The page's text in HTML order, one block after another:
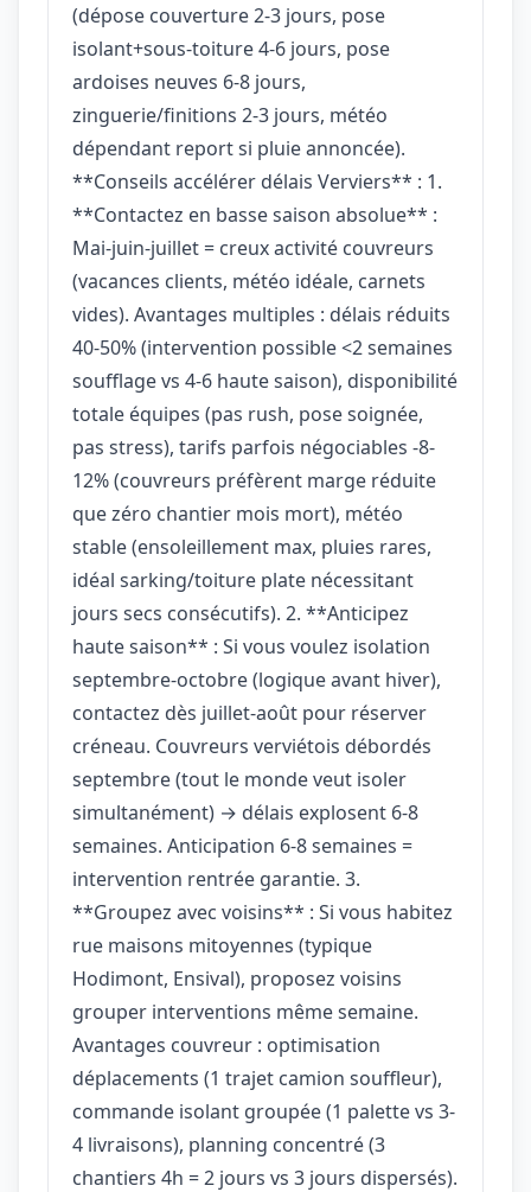
(dépose couverture 2-3 jours, pose
isolant+sous-toiture 4-6 jours, pose
ardoises neuves 6-8 jours,
zinguerie/finitions 2-3 jours, météo
dépendant report si pluie annoncée).
**Conseils accélérer délais Verviers** : 1.
**Contactez en basse saison absolue** :
Mai-juin-juillet = creux activité couvreurs
(vacances clients, météo idéale, carnets
vides). Avantages multiples : délais réduits
40-50% (intervention possible <2 semaines
soufflage vs 4-6 haute saison), disponibilité
totale équipes (pas rush, pose soignée,
pas stress), tarifs parfois négociables -8-
12% (couvreurs préfèrent marge réduite
que zéro chantier mois mort), météo
stable (ensoleillement max, pluies rares,
idéal sarking/toiture plate nécessitant
jours secs consécutifs). 2. **Anticipez
haute saison** : Si vous voulez isolation
septembre-octobre (logique avant hiver),
contactez dès juillet-août pour réserver
créneau. Couvreurs verviétois débordés
septembre (tout le monde veut isoler
simultanément) → délais explosent 6-8
semaines. Anticipation 6-8 semaines =
intervention rentrée garantie. 3.
**Groupez avec voisins** : Si vous habitez
rue maisons mitoyennes (typique
Hodimont, Ensival), proposez voisins
grouper interventions même semaine.
Avantages couvreur : optimisation
déplacements (1 trajet camion souffleur),
commande isolant groupée (1 palette vs 3-
4 livraisons), planning concentré (3
chantiers 4h = 2 jours vs 3 jours dispersés).